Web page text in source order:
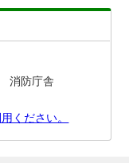
消防庁舎
ください。